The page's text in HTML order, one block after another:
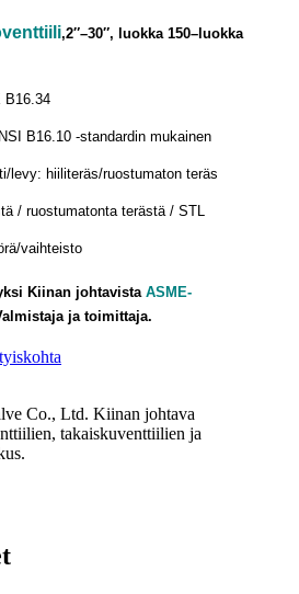
,2″–30″, luokka 150–luokka
B16.34
B16.10 -standardin mukainen
levy: hiiliteräs/ruostumaton teräs
/ ruostumatonta terästä / STL
vaihteisto
Kiinan johtavista ASME-
ja toimittaja.
Co., Ltd. Kiinan johtava
takaiskuventtiilien ja